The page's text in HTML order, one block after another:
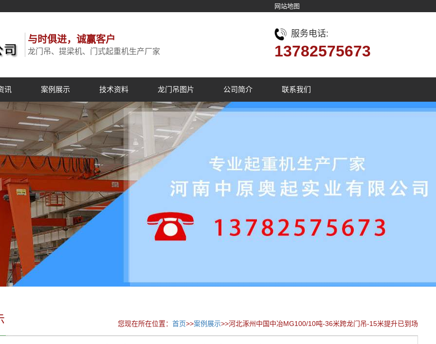
网站地图
与时俱进，诚赢客户
龙门吊、提梁机、门式起重机生产厂家
服务电话:
13782575673
讯 案例展示 技术资料 龙门吊图片 公司简介 联系我们
您现在所在位置： 首页>>案例展示>>河北涿州中国中冶MG100/10吨-36米跨龙门吊-15米提升已到场